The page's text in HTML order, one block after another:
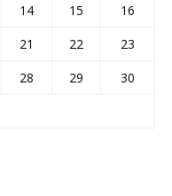
14 15
16
21 22
23
28 29
30